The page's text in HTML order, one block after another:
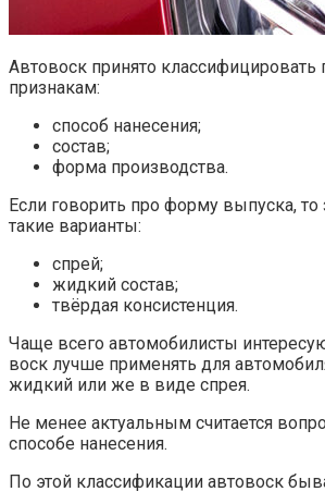
Автовоск принято
признакам:
способ нанесения;
состав;
форма производства.
Если говорить про форму выпуска,
такие варианты:
спрей;
жидкий состав;
твёрдая консистенция.
Чаще всего автомобилисты
воск лучше применять для
жидкий или же в виде спрея.
Не менее актуальным считается
способе нанесения.
По этой классификации автовоск